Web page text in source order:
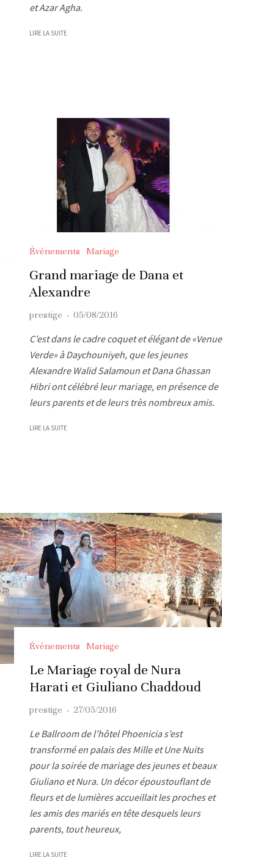
et Azar Agha.
LIRE LA SUITE
Événements Mariage
Grand mariage de Dana et
Alexandre
prestige · 05/08/2016
C’est dans le cadre coquet et élégant de «Venue
Verde» à Daychouniyeh, que les jeunes
Alexandre Walid Salamoun et Dana Ghassan
Hibri ont célébré leur mariage, en présence de
leurs parents et de leurs très nombreux amis.
LIRE LA SUITE
Événements Mariage
Le Mariage royal de Nura
Harati et Giuliano Chaddoud
prestige · 27/05/2016
Le Ballroom de l’hôtel Phoenicia s’est
transformé en palais des Mille et Une Nuits
pour la soirée de mariage des jeunes et beaux
Giuliano et Nura. Un décor époustouflant de
fleurs et de lumières accueillait les proches et
les amis des mariés en tête desquels leurs
parents, tout heureux,
LIRE LA SUITE